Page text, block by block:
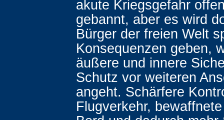
akute Kriegsgefahr
gebannt, aber es wird
Bürger der freien Welt
Konsequenzen geben,
äußere und innere
Schutz vor weiteren
angeht. Schärfere
Flugverkehr,